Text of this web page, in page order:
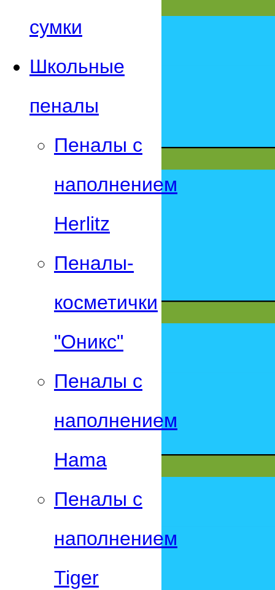
сумки
Школьные
пеналы
Пеналы с
наполнением
Herlitz
Пеналы-
косметички
"Оникс"
Пеналы с
наполнением
Hama
Пеналы с
наполнением
Tiger